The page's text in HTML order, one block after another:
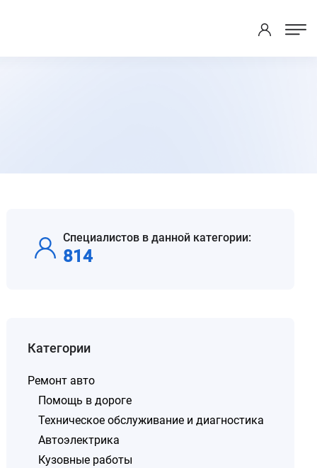
Специалистов в данной категории:
814
Категории
Ремонт авто
Помощь в дороге
Техническое обслуживание и диагностика
Автоэлектрика
Кузовные работы